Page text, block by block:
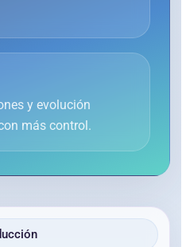
y evolución
más control.